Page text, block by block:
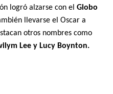
logró alzarse con el Globo
llevarse el Oscar a
otros nombres como
Lee y Lucy Boynton.